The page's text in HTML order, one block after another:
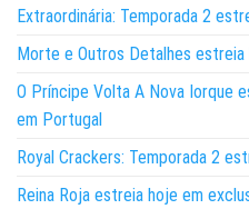
Extraordinária: Temporada 2
Morte e Outros Detalhes estreia
O Príncipe Volta A Nova Iorque
em Portugal
Royal Crackers: Temporada 2
Reina Roja estreia hoje em